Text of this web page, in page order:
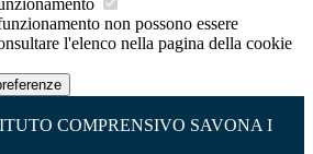
non possono essere
l'elenco nella pagina della cookie
COMPRENSIVO SAVONA I